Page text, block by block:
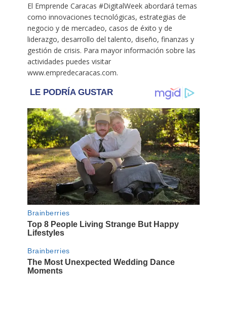
El Emprende Caracas #DigitalWeek abordará temas
como innovaciones tecnológicas, estrategias de
negocio y de mercadeo, casos de éxito y de
liderazgo, desarrollo del talento, diseño, finanzas y
gestión de crisis. Para mayor información sobre las
actividades puedes visitar
www.empredecaracas.com.